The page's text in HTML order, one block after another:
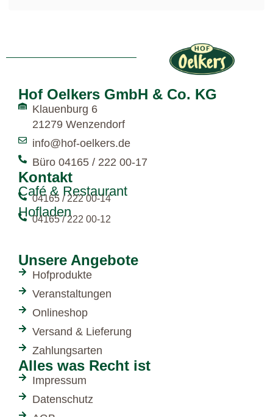
Hof Oelkers GmbH & Co. KG
Klauenburg 6
21279 Wenzendorf
info@hof-oelkers.de
Büro 04165 / 222 00-17
Kontakt
Café & Restaurant
04165 / 222 00-14
Hofladen
04165 / 222 00-12
Unsere Angebote
Hofprodukte
Veranstaltungen
Onlineshop
Versand & Lieferung
Zahlungsarten
Alles was Recht ist
Impressum
Datenschutz